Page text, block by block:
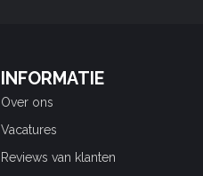
INFORMATIE
Over ons
Vacatures
Reviews van klanten